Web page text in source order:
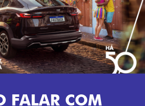
FALAR COM